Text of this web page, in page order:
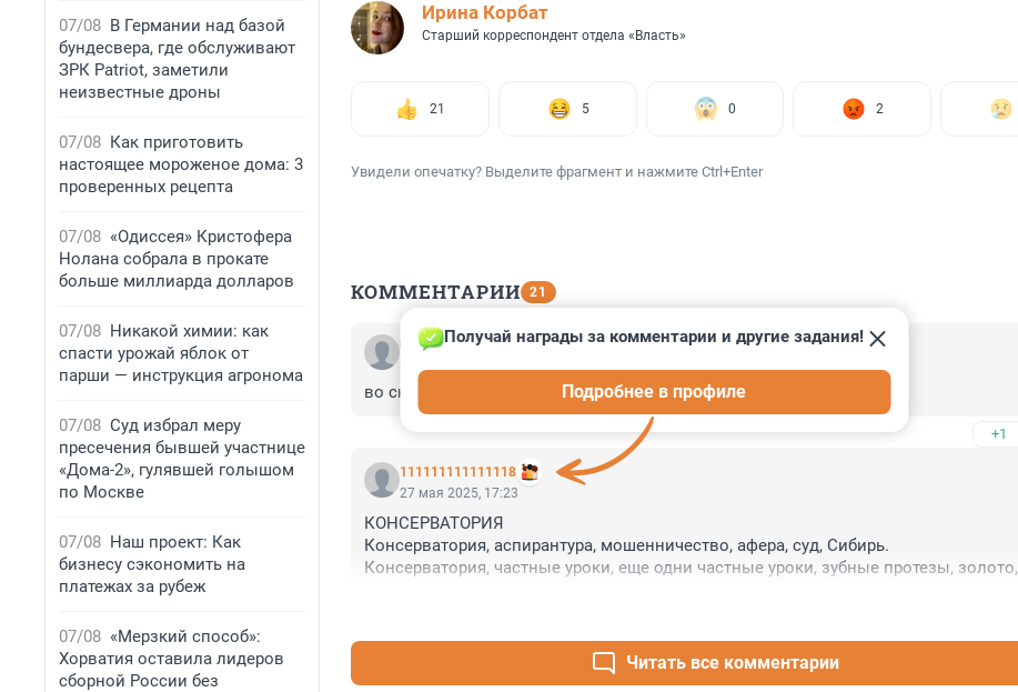
07/08 В Германии над базой
бундесвера, где обслуживают
ЗРК Patriot, заметили
неизвестные дроны
07/08 Как приготовить
настоящее мороженое дома: 3
проверенных рецепта
07/08 «Одиссея» Кристофера
Нолана собрала в прокате
больше миллиарда долларов
07/08 Никакой химии: как
спасти урожай яблок от
парши — инструкция агронома
07/08 Суд избрал меру
пресечения бывшей участнице
«Дома-2», гулявшей голышом
по Москве
07/08 Наш проект: Как
бизнесу сэкономить на
платежах за рубеж
07/08 «Мерзкий способ»:
Хорватия оставила лидеров
сборной России без
Иpина Корбат
Старший корреспондент отдела «Власть»
21 5 0 2
Увидели опечатку? Выделите фрагмент и нажмите Ctrl+Enter
КОММЕНТАРИИ 21
Гость
во сколько обошлась реконструкция?
+1
111111111111118
Получай награды за комментарии и другие задания!
Подробнее в профиле
27 мая 2025, 17:23
КОНСЕРВАТОРИЯ
Консерватория, аспирантура, мошенничество, афера, суд, Сибирь.
Консерватория, частные уроки, еще одни частные уроки, зубные протезы, золото,
Может, что-то в консерватории подправить? Читать все комментарии